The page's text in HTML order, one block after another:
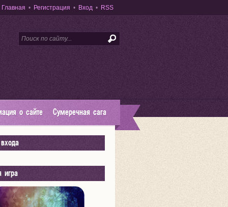
Главная • Регистрация • Вход • RSS
о сайте Сумеречная сага
игра